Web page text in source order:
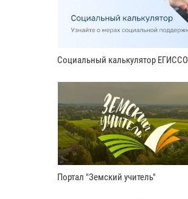
Социальный калькулятор ЕГИССО
Портал "Земский учитель"